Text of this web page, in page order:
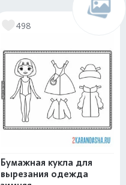
498
Бумажная кукла для
вырезания одежда